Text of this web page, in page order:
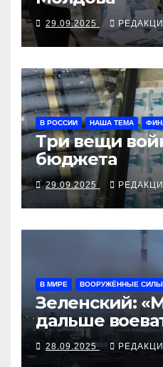
29.09.2025
В РОССИИ НАША ТЕМА
Три вещи
бюджета
29.09.2025
В МИРЕ ВООРУЖЁННЫЕ СИЛЫ
Зеленский:
дальше
Время для
реакции»
28.09.2025